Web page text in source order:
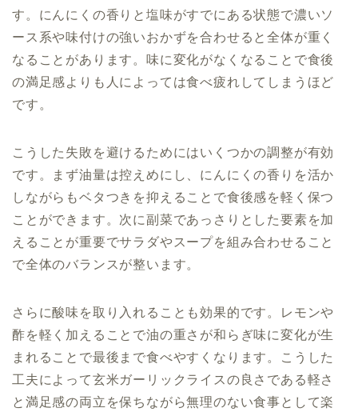
す。にんにくの香りと塩味がすでにある状態で濃いソ
ース系や味付けの強いおかずを合わせると全体が重く
なることがあります。味に変化がなくなることで食後
の満足感よりも人によっては食べ疲れしてしまうほど
です。
こうした失敗を避けるためにはいくつかの調整が有効
です。まず油量は控えめにし、にんにくの香りを活か
しながらもベタつきを抑えることで食後感を軽く保つ
ことができます。次に副菜であっさりとした要素を加
えることが重要でサラダやスープを組み合わせること
で全体のバランスが整います。
さらに酸味を取り入れることも効果的です。レモンや
酢を軽く加えることで油の重さが和らぎ味に変化が生
まれることで最後まで食べやすくなります。こうした
工夫によって玄米ガーリックライスの良さである軽さ
と満足感の両立を保ちながら無理のない食事として楽